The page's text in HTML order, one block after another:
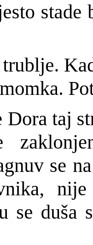
Dora taj
se
se